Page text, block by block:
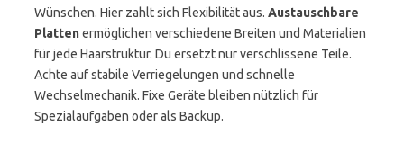
Wünschen. Hier zahlt sich Flexibilität aus. Austauschbare
Plattenermöglichen verschiedene Breiten und Materialien
für jede Haarstruktur. Du ersetzt nur verschlissene Teile.
Achte auf stabile Verriegelungen und schnelle
Wechselmechanik. Fixe Geräte bleiben nützlich für
Spezialaufgaben oder als Backup.